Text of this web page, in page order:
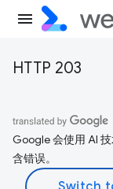
HTTP 203
Google 会使用 AI
含错误。